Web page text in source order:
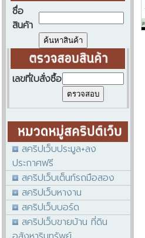
ชื่อ
สินค้า
เลขที่ใบสั่งซื้อ
สคริปเว็บประมูล+ลง
ประกาศฟรี
สคริปเว็บเต็นท์รถมือสอง
สคริปเว็บหางาน
สคริปเว็บบอร์ด
สคริปเว็บขายบ้าน ที่ดิน